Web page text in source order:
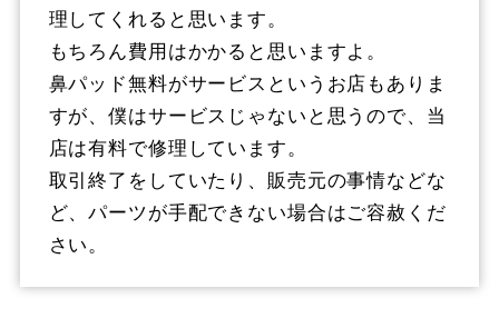
理してくれると思います。
もちろん費用はかかると思いますよ。
鼻パッド無料がサービスというお店もありま
すが、僕はサービスじゃないと思うので、当
店は有料で修理しています。
取引終了をしていたり、販売元の事情などな
ど、パーツが手配できない場合はご容赦くだ
さい。